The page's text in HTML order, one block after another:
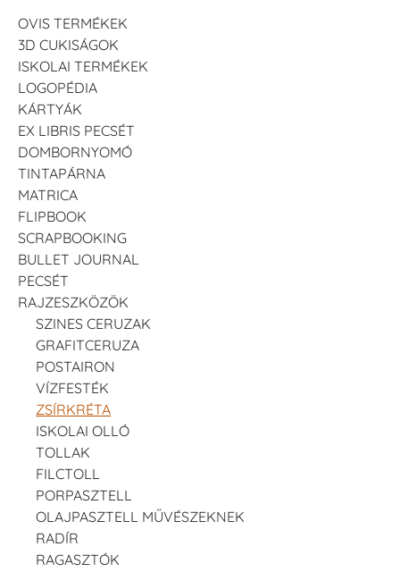
OVIS TERMÉKEK
3D CUKISÁGOK
ISKOLAI TERMÉKEK
LOGOPÉDIA
KÁRTYÁK
EX LIBRIS PECSÉT
DOMBORNYOMÓ
TINTAPÁRNA
MATRICA
FLIPBOOK
SCRAPBOOKING
BULLET JOURNAL
PECSÉT
RAJZESZKÖZÖK
SZINES CERUZAK
GRAFITCERUZA
POSTAIRON
VÍZFESTÉK
ZSÍRKRÉTA
ISKOLAI OLLÓ
TOLLAK
FILCTOLL
PORPASZTELL
OLAJPASZTELL MŰVÉSZEKNEK
RADÍR
RAGASZTÓK